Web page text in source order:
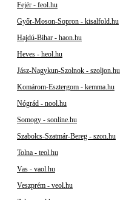
Fejér - feol.hu
Győr-Moson-Sopron - kisalfold.hu
Hajdú-Bihar - haon.hu
Heves - heol.hu
Jász-Nagykun-Szolnok - szoljon.hu
Komárom-Esztergom - kemma.hu
Nógrád - nool.hu
Somogy - sonline.hu
Szabolcs-Szatmár-Bereg - szon.hu
Tolna - teol.hu
Vas - vaol.hu
Veszprém - veol.hu